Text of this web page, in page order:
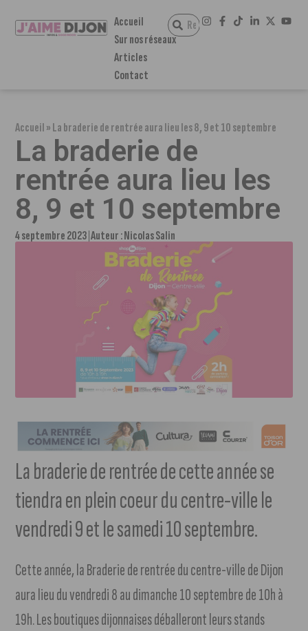
Accueil
Sur nos réseaux
Articles
Contact
Accueil»La braderie de rentrée aura lieu les 8, 9 et 10 septembre
La braderie de
rentrée aura lieu les
8, 9 et 10 septembre
4 septembre 2023 Auteur :Nicolas Salin
La braderie de rentrée de cette année se
tiendra en plein coeur du centre-ville le
vendredi 9 et le samedi 10 septembre.
Cette année, la Braderie de rentrée du centre-ville de Dijon
aura lieu du vendredi 8 au dimanche 10 septembre de 10h à
19h. Les boutiques dijonnaises déballeront leurs stands